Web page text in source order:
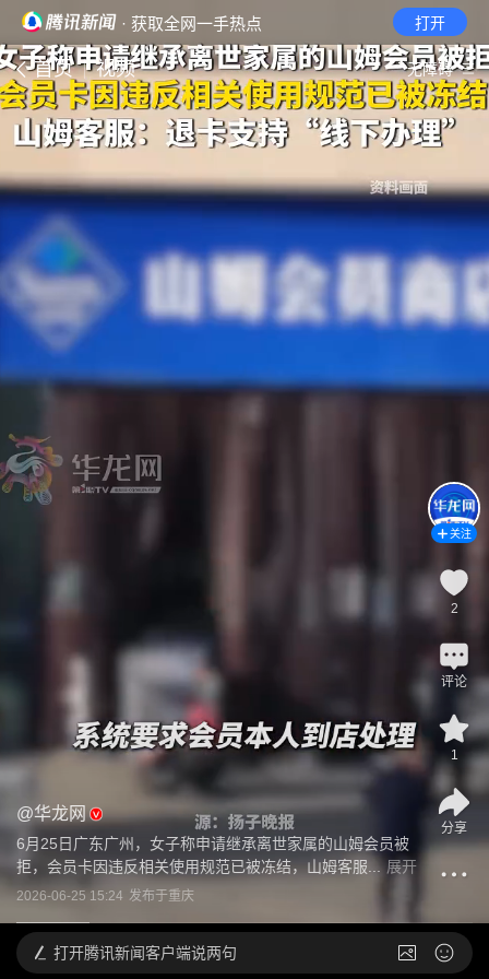
· 获取全网一手热点 打开
首页 视频 无障碍
@华龙网
6月25日广东广州，女子称申请继承离世家属的山姆会员被
拒，会员卡因违反相关使用规范已被冻结，山姆客服...
展开
2026-06-25 15:24 发布于重庆
关注
2
评论
1
分享
打开腾讯新闻客户端说两句